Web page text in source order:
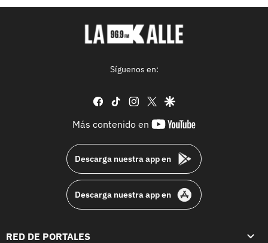
Síguenos en:
facebook
tiktok instagram
twittergoogle
Más contenido en
youtube-
Descarga nuestra app en
Descarga nuestra app en
RED DE PORTALES